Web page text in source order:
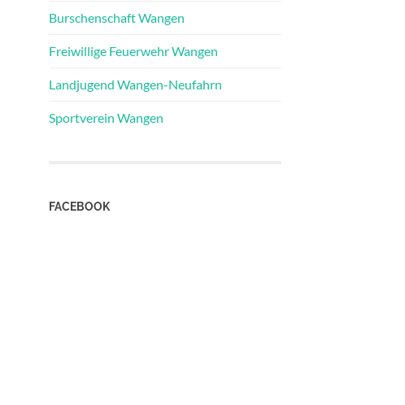
Burschenschaft Wangen
Freiwillige Feuerwehr Wangen
Landjugend Wangen-Neufahrn
Sportverein Wangen
FACEBOOK